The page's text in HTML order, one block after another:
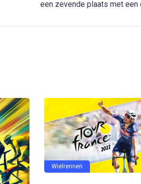
een zevende plaats met een
Wielrennen